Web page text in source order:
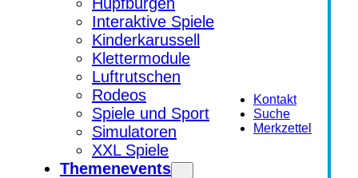
Interaktive Spiele
Kinderkarussell
Klettermodule
Luftrutschen
Rodeos
Spiele und Sport
Simulatoren
XXL Spiele
Themenevents
Kontakt
Suche
Merkzettel